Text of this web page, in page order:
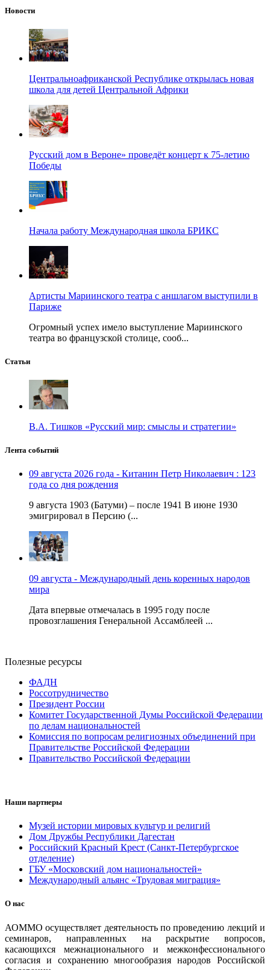
Новости
Центральноафриканской Республике открылась новая
школа для детей Центральной Африки
Русский дом в Вероне» проведёт концерт к 75-летию
Победы
Начала работу Международная школа БРИКС
Артисты Мариинского театра с аншлагом выступили в
Париже
Огромный успех имело выступление Мариинского
театра во французской столице, сооб...
Статьи
В.А. Тишков «Русский мир: смыслы и стратегии»
Лента событий
09 августа 2026 года - Китанин Петр Николаевич : 123
года со дня рождения
9 августа 1903 (Батуми) – после 1941 В июне 1930
эмигрировал в Персию (...
09 августа - Международный день коренных народов
мира
Дата впервые отмечалась в 1995 году после
провозглашения Генеральной Ассамблеей ...
Полезные ресурсы
ФАДН
Россотрудничество
Президент России
Комитет Государственной Думы Российской Федерации
по делам национальностей
Комиссия по вопросам религиозных объединений при
Правительстве Российской Федерации
Правительство Российской Федерации
Наши партнеры
Музей истории мировых культур и религий
Дом Дружбы Республики Дагестан
Российский Красный Крест (Санкт-Петербургское
отделение)
ГБУ «Московский дом национальностей»
Международный альянс «Трудовая миграция»
О нас
АОММО осуществляет деятельность по проведению лекций и
семинаров, направленных на раскрытие вопросов,
касающихся межнационального и межконфессионального
согласия и сохранению многообразия народов Российской